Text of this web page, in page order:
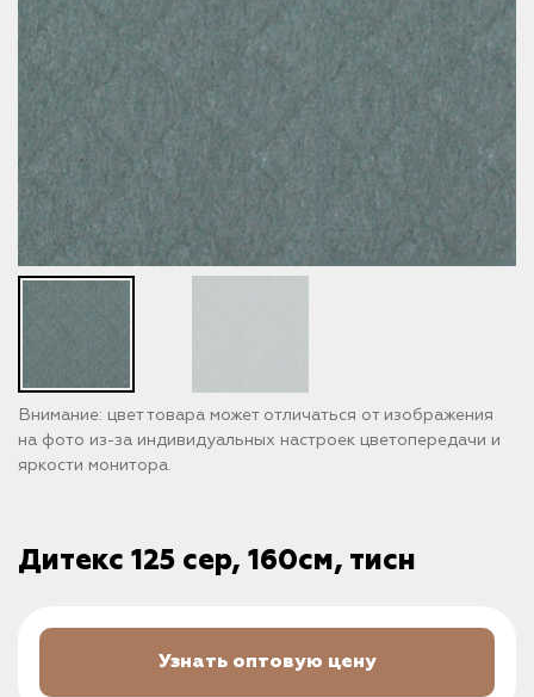
Внимание: цвет товара может отличаться от изображения
на фото из-за индивидуальных настроек цветопередачи и
яркости монитора.
Дитекс 125 сер, 160см, тисн
Узнать оптовую цену